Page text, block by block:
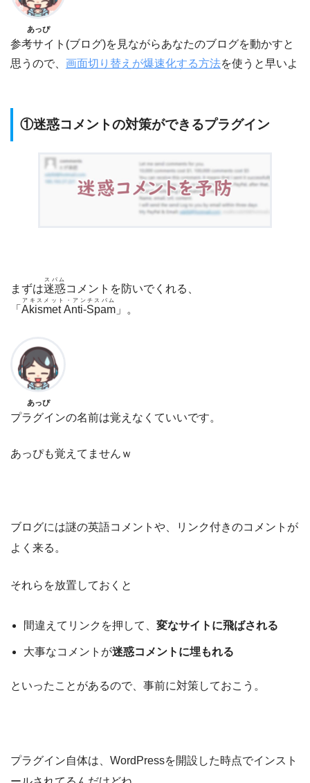
あっぴ
参考サイト(ブログ)を見ながらあなたのブログを動かすと
思うので、 画面切り替えが爆速化する方法を使うと早いよ
①迷惑コメントの対策ができるプラグイン
まずは迷惑
スパム
コメントを防いでくれる、
「 Akismet Anti-Spam
アキスメット・アンチスパム
」。
あっぴ
プラグインの名前は覚えなくていいです。
あっぴも覚えてませんｗ
ブログには謎の英語コメントや、リンク付きのコメントが
よく来る。
それらを放置しておくと
間違えてリンクを押して、 変なサイトに飛ばされる
大事なコメントが迷惑コメントに埋もれる
といったことがあるので、事前に対策しておこう。
プラグイン自体は、WordPressを開設した時点でインスト